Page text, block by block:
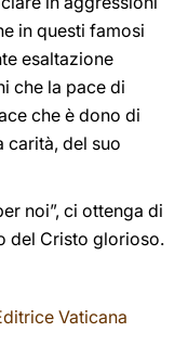
in questi famosi
esaltazione
che la pace di
che è dono di
carità, del suo
noi”, ci ottenga di
del Cristo glorioso.
Vaticana